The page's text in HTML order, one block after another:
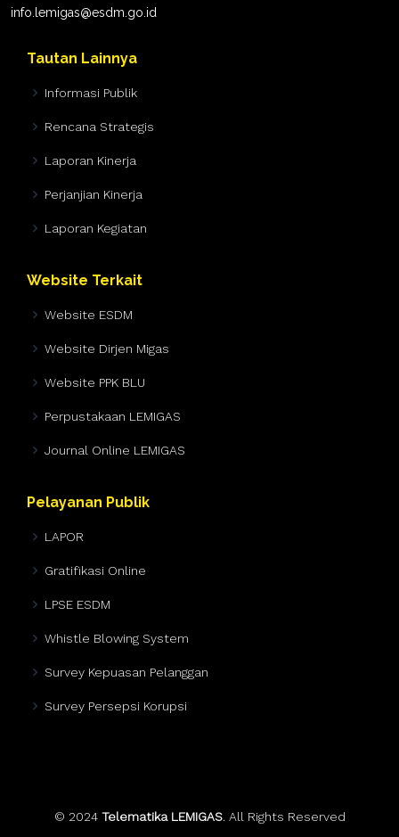
info.lemigas@esdm.go.id
Tautan Lainnya
Informasi Publik
Rencana Strategis
Laporan Kinerja
Perjanjian Kinerja
Laporan Kegiatan
Website Terkait
Website ESDM
Website Dirjen Migas
Website PPK BLU
Perpustakaan LEMIGAS
Journal Online LEMIGAS
Pelayanan Publik
LAPOR
Gratifikasi Online
LPSE ESDM
Whistle Blowing System
Survey Kepuasan Pelanggan
Survey Persepsi Korupsi
© 2024 Telematika LEMIGAS. All Rights Reserved